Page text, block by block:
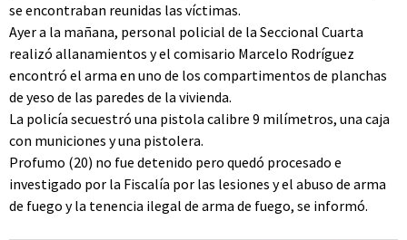
se encontraban reunidas las víctimas.
Ayer a la mañana, personal policial de la Seccional Cuarta
realizó allanamientos y el comisario Marcelo Rodríguez
encontró el arma en uno de los compartimentos de planchas
de yeso de las paredes de la vivienda.
La policía secuestró una pistola calibre 9 milímetros, una caja
con municiones y una pistolera.
Profumo (20) no fue detenido pero quedó procesado e
investigado por la Fiscalía por las lesiones y el abuso de arma
de fuego y la tenencia ilegal de arma de fuego, se informó.